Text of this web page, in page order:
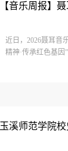
【音乐周报】
近日，2026聂耳音
精神·传承红色基
玉溪师范学院